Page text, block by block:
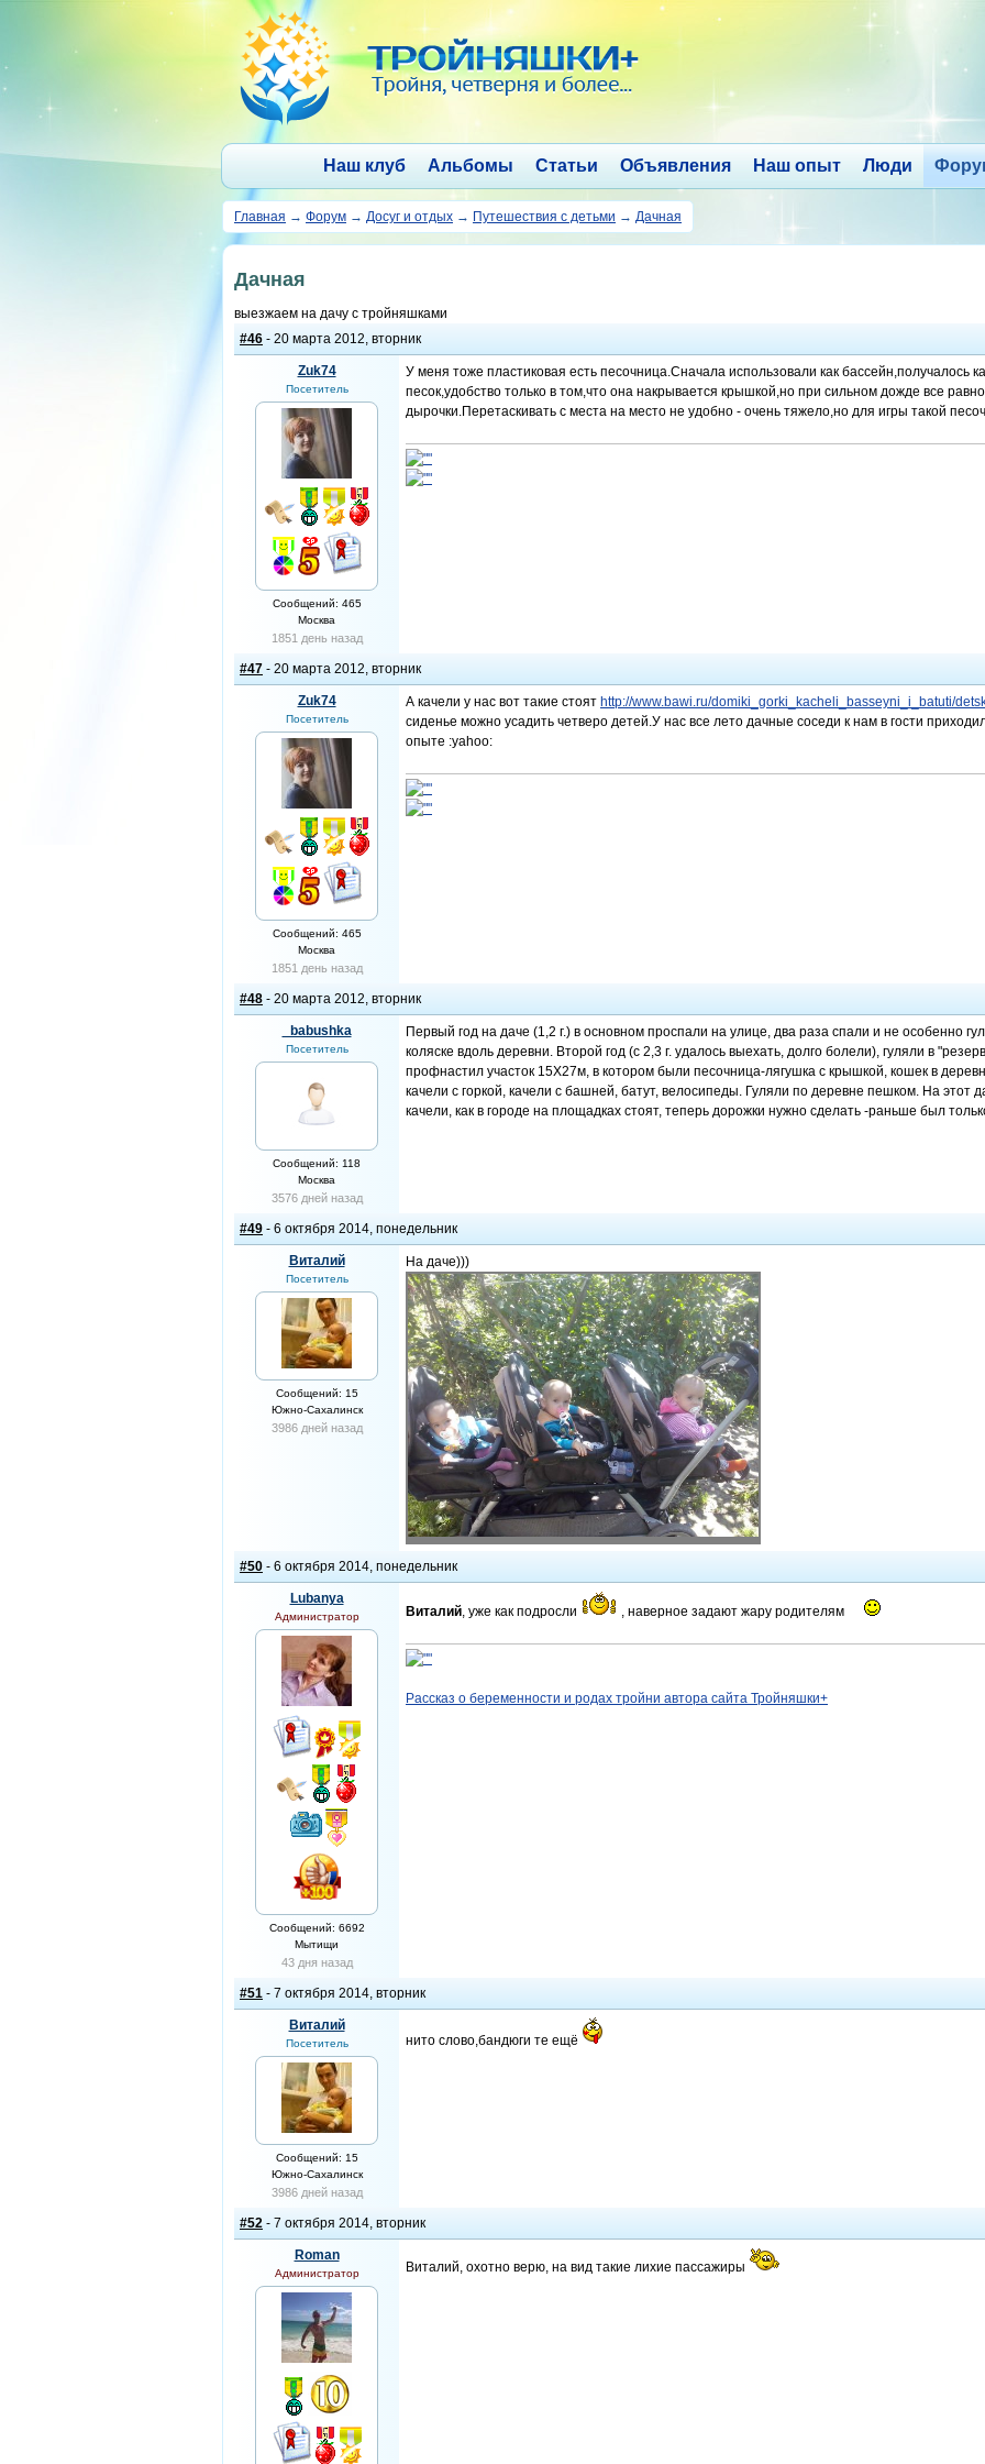
Наш клуб Альбомы Статьи Объявления Наш опыт Люди
Главная → Форум → Досуг и отдых → Путешествия с детьми → Дачная
Дачная
выезжаем на дачу с тройняшками
#46 - 20 марта 2012, вторник
Zuk74
Посетитель
Сообщений: 465
Москва
1851 день назад
У меня тоже пластиковая есть песочница.Сначала использовали как бассейн,получалось
песок,удобство только в том,что она накрывается крышкой,но при сильном дожде все
дырочки.Перетаскивать с места на место не удобно - очень тяжело,но для игры такой
#47 - 20 марта 2012, вторник
Zuk74
Посетитель
Сообщений: 465
Москва
1851 день назад
А качели у нас вот такие стоят http://www.bawi.ru/domiki_gorki_kacheli_basseyni_i_batuti/
сиденье можно усадить четверо детей.У нас все лето дачные соседи к нам в гости
опыте :yahoo:
#48 - 20 марта 2012, вторник
_babushka
Посетитель
Сообщений: 118
Москва
3576 дней назад
Первый год на даче (1,2 г.) в основном проспали на улице, два раза спали и не особенно
коляске вдоль деревни. Второй год (с 2,3 г. удалось выехать, долго болели), гуляли в
профнастил участок 15Х27м, в котором были песочница-лягушка с крышкой, кошек в
качели с горкой, качели с башней, батут, велосипеды. Гуляли по деревне пешком. На этот
качели, как в городе на площадках стоят, теперь дорожки нужно сделать -раньше был
#49 - 6 октября 2014, понедельник
Виталий
Посетитель
Сообщений: 15
Южно-Сахалинск
3986 дней назад
На даче)))
#50 - 6 октября 2014, понедельник
Lubanya
Администратор
Сообщений: 6692
Мытищи
43 дня назад
Виталий, уже как подросли , наверное задают жару родителям
Рассказ о беременности и родах тройни автора сайта Тройняшки+
#51 - 7 октября 2014, вторник
Виталий
Посетитель
Сообщений: 15
Южно-Сахалинск
3986 дней назад
нито слово,бандюги те ещё
#52 - 7 октября 2014, вторник
Roman
Администратор Виталий, охотно верю, на вид такие лихие пассажиры